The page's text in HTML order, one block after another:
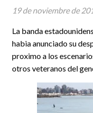
La banda
habia anunciado su
proximo a los
otros veteranos del
19 de noviembre de